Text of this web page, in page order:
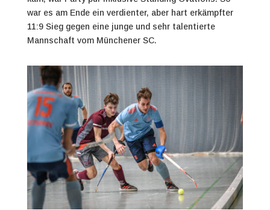
war es am Ende ein verdienter, aber hart erkämpfter
11:9 Sieg gegen eine junge und sehr talentierte
Mannschaft vom Münchener SC.